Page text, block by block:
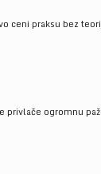
ceni praksu bez
privlače ogromnu